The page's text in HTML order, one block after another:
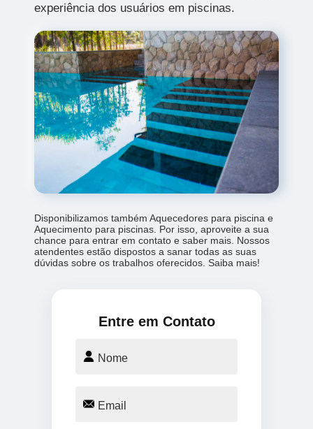
experiência dos usuários em piscinas.
Disponibilizamos também Aquecedores para piscina e
Aquecimento para piscinas. Por isso, aproveite a sua
chance para entrar em contato e saber mais. Nossos
atendentes estão dispostos a sanar todas as suas
dúvidas sobre os trabalhos oferecidos. Saiba mais!
Entre em Contato